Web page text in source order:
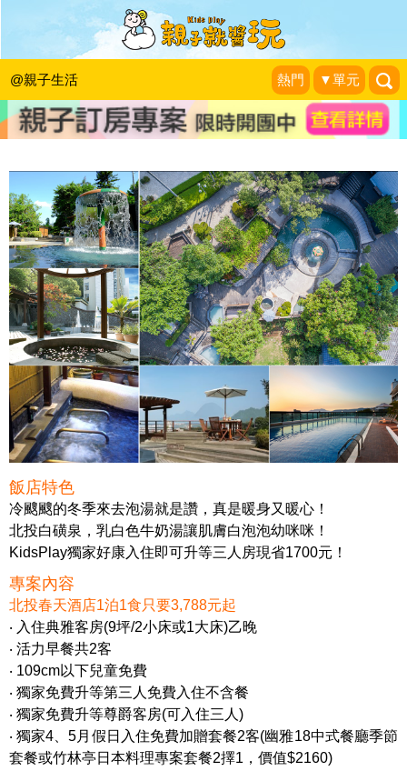
@親子生活 熱門 ▼單元
冬天就是要泡湯才舒服啊！北投春天酒
店1泊1食只要3,788元起 (已結束)
KidsPlay活動企劃|2018-01-31
飯店特色
冷颼颼的冬季來去泡湯就是讚，真是暖身又暖心！
北投白磺泉，乳白色牛奶湯讓肌膚白泡泡幼咪咪！
KidsPlay獨家好康入住即可升等三人房現省1700元！
專案內容
北投春天酒店1泊1食只要3,788元起
‧ 入住典雅客房(9坪/2小床或1大床)乙晚
‧ 活力早餐共2客
‧ 109cm以下兒童免費
‧ 獨家免費升等第三人免費入住不含餐
‧ 獨家免費升等尊爵客房(可入住三人)
‧ 獨家4、5月假日入住免費加贈套餐2客(幽雅18中式餐廳季節
套餐或竹林亭日本料理專案套餐2擇1，價值$2160)